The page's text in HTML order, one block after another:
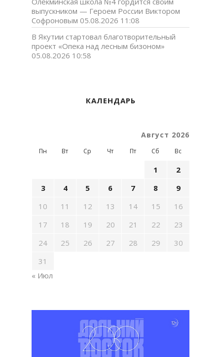
выпускником — Героем России Виктором
Софроновым 05.08.2026 11:08
В Якутии стартовал благотворительный
проект «Опека над лесным бизоном»
05.08.2026 10:58
КАЛЕНДАРЬ
Август 2026
Пн Вт Ср Чт Пт Сб Вс
1
2
3
4 5 6 7 8
9
10
11 12 13 14 15
16
17
18 19 20 21 22
23
24
25 26 27 28 29
30
31
« Июл